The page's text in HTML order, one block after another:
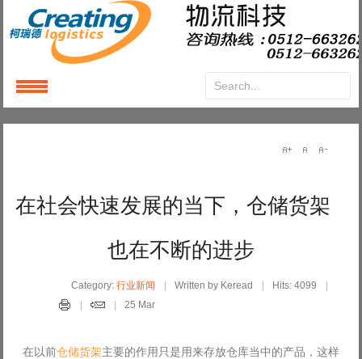
在社会快速发展的当下，仓储货架
也在不断的进步
Category:行业新闻 Written by Keread
Hits: 4099
25 Mar
在以前仓储货架主要的作用只是用来存放仓库当中的产品，这样
LoginorRegister
Remember Me